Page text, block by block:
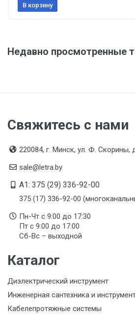
КИТАЙ
Срок годности
Подтверждение соответствия
регламентов ТР ТС (ЕАЭС).
сертификата/декларации
в сопроводительной
предоставляются по запросу
Организация импортер
В корзину
Недавно просмотренные
Свяжитесь с нами
220084, г. Минск, ул. Ф. Скорины,
sale@letra.by
A1: 375 (29) 336-92-00
375 (17) 336-92-00
Пн-Чт с 9:00 до 17:30
Пт с 9:00 до 17:00
Сб-Вс – выходной
Каталог
Диэлектрический инструмент
Инженерная сантехника и
Кабелепротяжные системы